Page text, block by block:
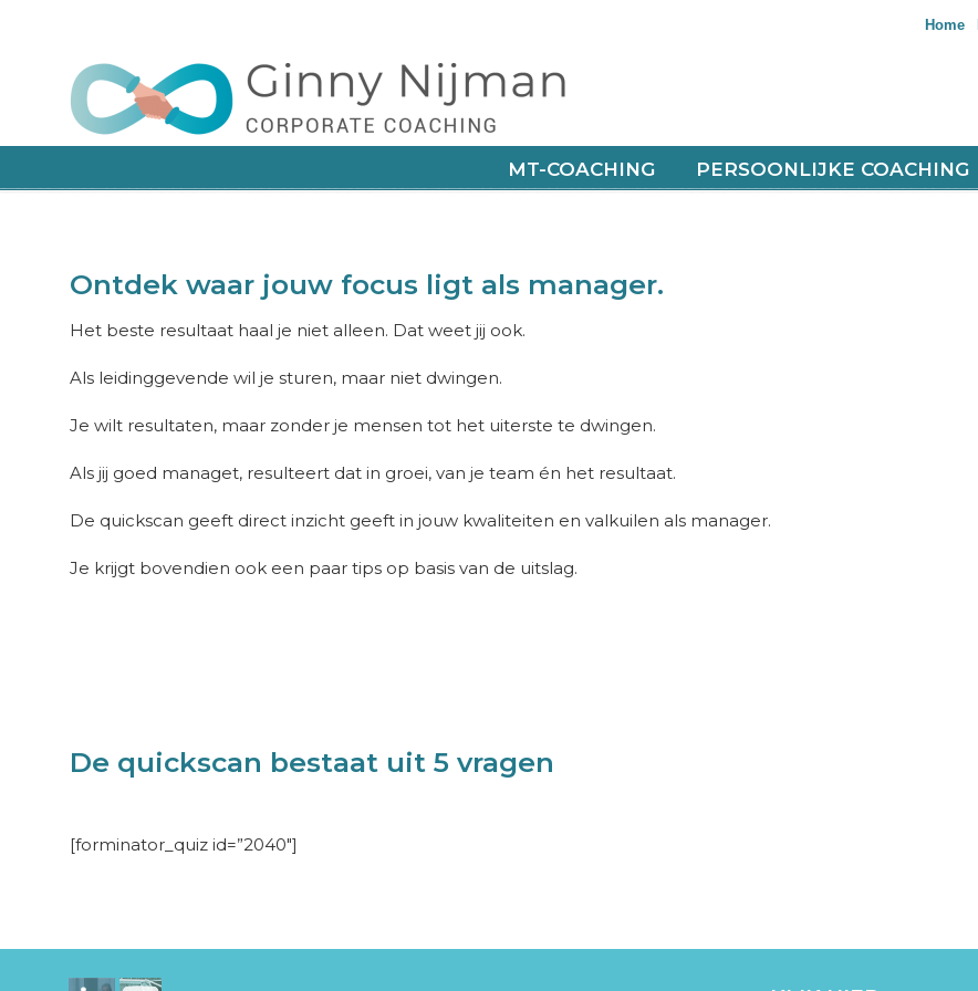
Home
Leert manager, team en organisatie hoe je met ‘soft skills’ keihard resultaat haalt
MT-COACHING PERSOONLIJKE COACHING
Ontdek waar jouw focus ligt als manager.
Het beste resultaat haal je niet alleen. Dat weet jij ook.
Als leidinggevende wil je sturen, maar niet dwingen.
Je wilt resultaten, maar zonder je mensen tot het uiterste te dwingen.
Als jij goed managet, resulteert dat in groei, van je team én het resultaat.
De quickscan geeft direct inzicht geeft in jouw kwaliteiten en valkuilen als manager.
Je krijgt bovendien ook een paar tips op basis van de uitslag.
De quickscan bestaat uit 5 vragen
[forminator_quiz id=”2040″]